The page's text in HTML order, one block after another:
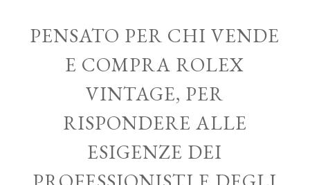
PENSATO PER CHI VENDE
E COMPRA ROLEX
VINTAGE, PER
RISPONDERE ALLE
ESIGENZE DEI